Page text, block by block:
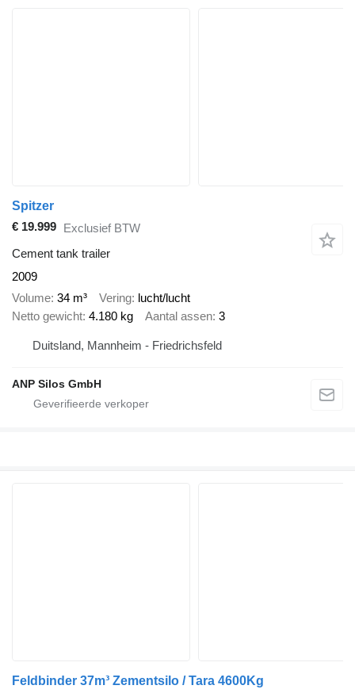
Spitzer
€ 19.999 Exclusief BTW
Cement tank trailer
2009
Volume 34 m³ Vering lucht/lucht
Netto gewicht 4.180 kg Aantal assen 3
Duitsland, Mannheim - Friedrichsfeld
ANP Silos GmbH
Feldbinder 37m³ Zementsilo / Tara 4600Kg